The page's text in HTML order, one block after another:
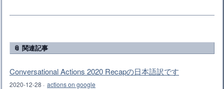
📎 関連記事
Conversational Actions 2020 Recapの日本語訳です
2020-12-28 · actions on google